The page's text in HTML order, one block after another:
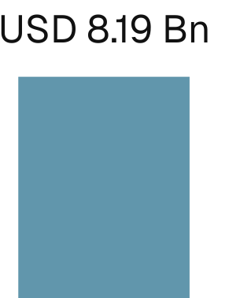
USD 8.19 Bn